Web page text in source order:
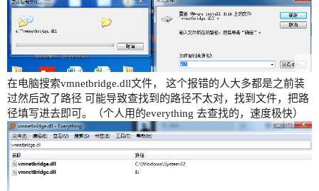
在电脑搜索vmnetbridge.dll文件， 这个报错的人大多都是之前装
过然后改了路径 可能导致查找到的路径不太对，找到文件，把路
径填写进去即可。（个人用的everything 去查找的，速度极快）